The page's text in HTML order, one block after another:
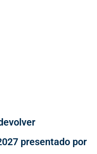
presentado por